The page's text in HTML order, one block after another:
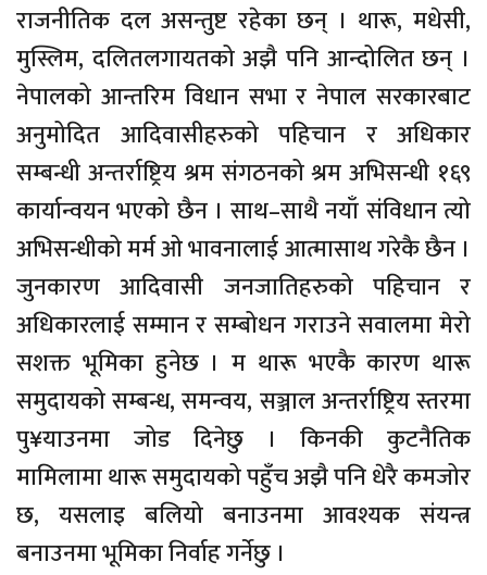
राजनीतिक दल असन्तुष्ट रहेका छन् । थारू, मधेसी,
मुस्लिम, दलितलगायतको अझै पनि आन्दोलित छन् ।
नेपालको आन्तरिम विधान सभा र नेपाल सरकारबाट
अनुमोदित आदिवासीहरुको पहिचान र अधिकार
सम्बन्धी अन्तर्राष्ट्रिय श्रम संगठनको श्रम अभिसन्धी १६९
कार्यान्वयन भएको छैन । साथ–साथै नयाँ संविधान त्यो
अभिसन्धीको मर्म ओ भावनालाई आत्मासाथ गरेकै छैन ।
जुनकारण आदिवासी जनजातिहरुको पहिचान र
अधिकारलाई सम्मान र सम्बोधन गराउने सवालमा मेरो
सशक्त भूमिका हुनेछ । म थारू भएकै कारण थारू
समुदायको सम्बन्ध, समन्वय, सञ्जाल अन्तर्राष्ट्रिय स्तरमा
पु¥याउनमा जोड दिनेछु । किनकी कुटनैतिक
मामिलामा थारू समुदायको पहुँच अझै पनि धेरै कमजोर
छ, यसलाइ बलियो बनाउनमा आवश्यक संयन्त्र
बनाउनमा भूमिका निर्वाह गर्नेछु ।